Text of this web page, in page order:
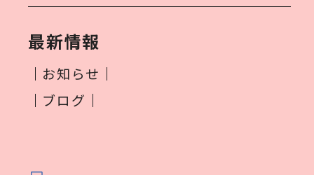
最新情報
お知らせ
ブログ